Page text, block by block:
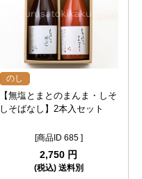
のし
【無塩とまとのまんま・しそ
しそばなし】2本入セット
[商品ID 685 ]
2,750 円
(税込) 送料別